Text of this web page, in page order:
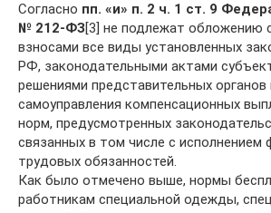
Согласно пп. «и» п. 2 ч. 1 ст. 9
№ 212-ФЗ[3] не подлежат обложению
взносами все виды установленных
РФ, законодательными актами
решениями представительных органов
самоуправления компенсационных
норм, предусмотренных
связанных в том числе с исполнением
трудовых обязанностей.
Как было отмечено выше, нормы
работникам специальной одежды,